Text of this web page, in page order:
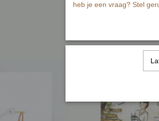
heb je een vraag? Stel